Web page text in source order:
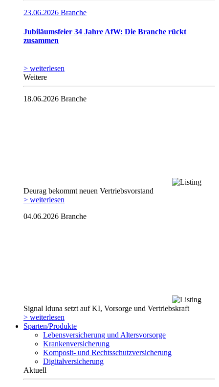
23.06.2026 Branche
Jubiläumsfeier 34 Jahre AfW: Die Branche rückt
zusammen
> weiterlesen
Weitere
18.06.2026 Branche
Deurag bekommt neuen Vertriebsvorstand
> weiterlesen
04.06.2026 Branche
Signal Iduna setzt auf KI, Vorsorge und Vertriebskraft
> weiterlesen
Sparten/Produkte
Lebensversicherung und Altersvorsorge
Krankenversicherung
Komposit- und Rechtsschutzversicherung
Digitalversicherung
Aktuell